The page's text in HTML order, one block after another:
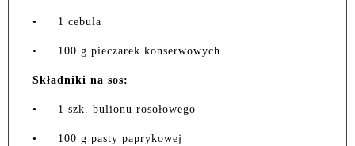
• 1 cebula
• 100 g pieczarek konserwowych
Składniki na sos:
• 1 szk. bulionu rosołowego
• 100 g pasty paprykowej